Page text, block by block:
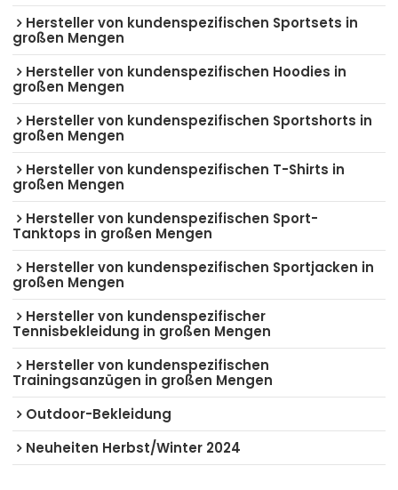
Hersteller von kundenspezifischen Sportsets in
großen Mengen
Hersteller von kundenspezifischen Hoodies in
großen Mengen
Hersteller von kundenspezifischen Sportshorts in
großen Mengen
Hersteller von kundenspezifischen T-Shirts in
großen Mengen
Hersteller von kundenspezifischen Sport-
Tanktops in großen Mengen
Hersteller von kundenspezifischen Sportjacken in
großen Mengen
Hersteller von kundenspezifischer
Tennisbekleidung in großen Mengen
Hersteller von kundenspezifischen
Trainingsanzügen in großen Mengen
Outdoor-Bekleidung
Neuheiten Herbst/Winter 2024